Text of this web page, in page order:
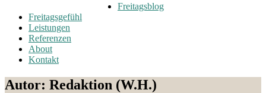
Freitagsblog
Freitagsgefühl
Leistungen
Referenzen
About
Kontakt
Autor: Redaktion (W.H.)